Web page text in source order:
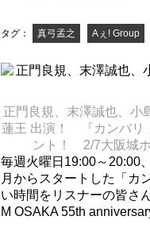
タグ： 真弓孟之 Aぇ! Group
正門良規、末澤誠也、小
蓮王 出演！ 『カンバリ
ント！ 2/7大阪城ホ
毎週火曜日19:00～20:00
月からスタートした「カ
い時間をリスナーの皆さ
M OSAKA 55th